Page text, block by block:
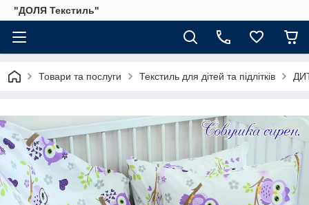
"ДОЛЯ Текстиль"
Товари та послуги Текстиль для дітей та підлітків